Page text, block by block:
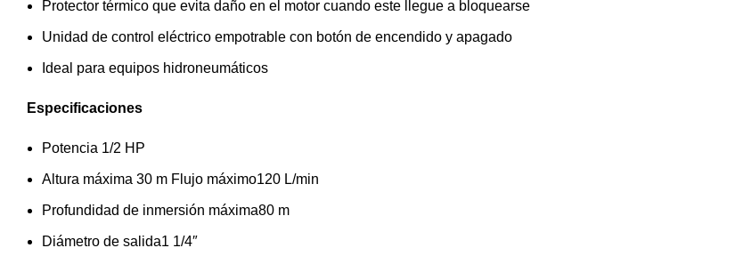
Protector térmico que evita daño en el motor cuando este llegue a bloquearse
Unidad de control eléctrico empotrable con botón de encendido y apagado
Ideal para equipos hidroneumáticos
Especificaciones
Potencia 1/2 HP
Altura máxima 30 m Flujo máximo120 L/min
Profundidad de inmersión máxima80 m
Diámetro de salida1 1/4″